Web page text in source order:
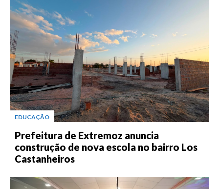
EDUCAÇÃO
Prefeitura de Extremoz anuncia
construção de nova escola no bairro Los
Castanheiros